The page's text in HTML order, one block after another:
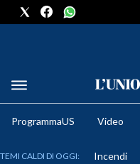
METEO
ProgrammaUS Video
TEMI CALDI DI OGGI: Incendi